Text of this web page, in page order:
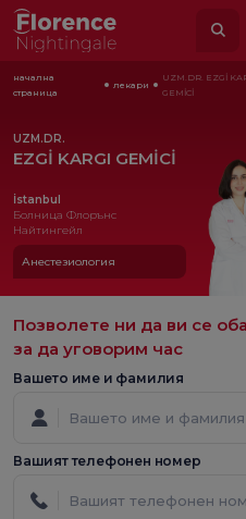
начална
страница
лекари
UZM.DR. EZGİ
GEMİCİ
UZM.DR.
EZGİ KARGI GEMİCİ
İstanbul
Болница Флорънс
Найтингейл
Анестезиология
Позволете ни да ви се
за да уговорим час
Вашето име и фамилия
Вашият телефонен номер